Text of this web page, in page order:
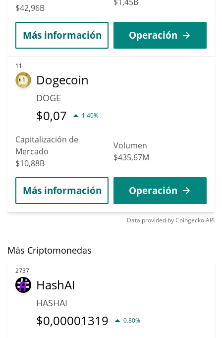
$42,96B
Más información Operación
11
Dogecoin
DOGE
$0,07 1.40%
Capitalización de
Mercado
$10,88B
Volumen
$435,67M
Más información Operación
Data provided byCoingeckoAPI
Más Criptomonedas
2737
HashAI
HASHAI
$0,00001319 0.80%